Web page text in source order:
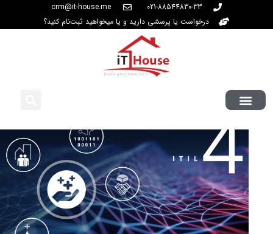
021-88544830-33
crm@it-house.me
درخواست یا پرسشی دارید و یا میخواهید ثبت‌نام کنید؟